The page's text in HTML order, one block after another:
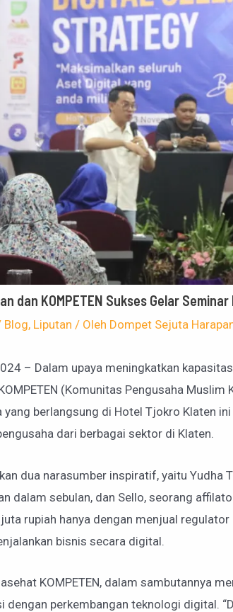
dan KOMPETEN Sukses Gelar
Blog, Liputan / Oleh Dompet Sejuta
– Dalam upaya meningkatkan
(Komunitas Pengusaha
yang berlangsung di Hotel Tjokro Klaten
dari berbagai sektor di Klaten.
dua narasumber inspiratif, yaitu Yudha
dalam sebulan, dan Sello, seorang
rupiah hanya dengan menjual
bisnis secara digital.
KOMPETEN, dalam sambutannya
dengan perkembangan teknologi digital.